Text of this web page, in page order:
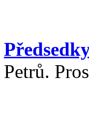
Petrů.